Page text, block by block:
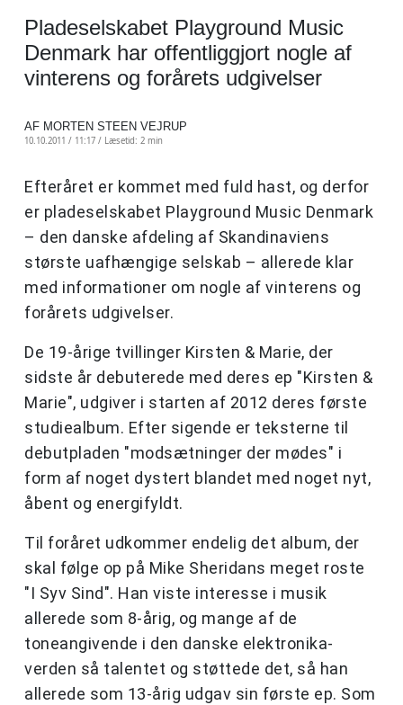
Pladeselskabet Playground Music
Denmark har offentliggjort nogle af
vinterens og forårets udgivelser
AF MORTEN STEEN VEJRUP
10.10.2011 / 11:17 / Læsetid: 2 min
Efteråret er kommet med fuld hast, og derfor
er pladeselskabet Playground Music Denmark
– den danske afdeling af Skandinaviens
største uafhængige selskab – allerede klar
med informationer om nogle af vinterens og
forårets udgivelser.
De 19-årige tvillinger Kirsten & Marie, der
sidste år debuterede med deres ep "Kirsten &
Marie", udgiver i starten af 2012 deres første
studiealbum. Efter sigende er teksterne til
debutpladen "modsætninger der mødes" i
form af noget dystert blandet med noget nyt,
åbent og energifyldt.
Til foråret udkommer endelig det album, der
skal følge op på Mike Sheridans meget roste
"I Syv Sind". Han viste interesse i musik
allerede som 8-årig, og mange af de
toneangivende i den danske elektronika-
verden så talentet og støttede det, så han
allerede som 13-årig udgav sin første ep. Som